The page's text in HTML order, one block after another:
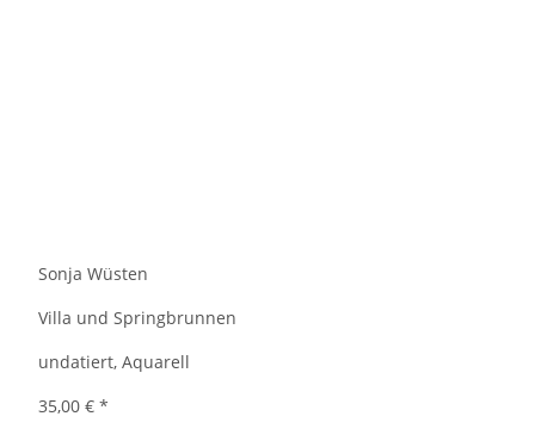
Sonja Wüsten
Villa und Springbrunnen
undatiert, Aquarell
35,00 € *